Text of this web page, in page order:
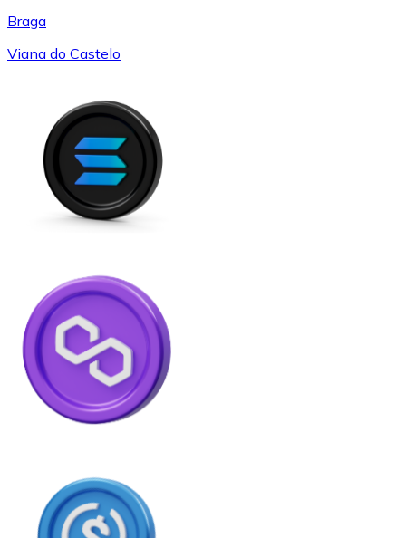
Braga
Viana do Castelo